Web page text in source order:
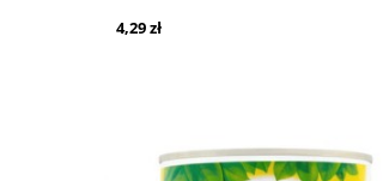
4,29 zł